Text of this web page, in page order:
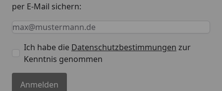
per E-Mail sichern:
Keine Eingabe erforderlich
Eingabe erforderlich
E-Mail *
Ich habe die Datenschutzbestimmungen zur
Kenntnis genommen
Anmelden